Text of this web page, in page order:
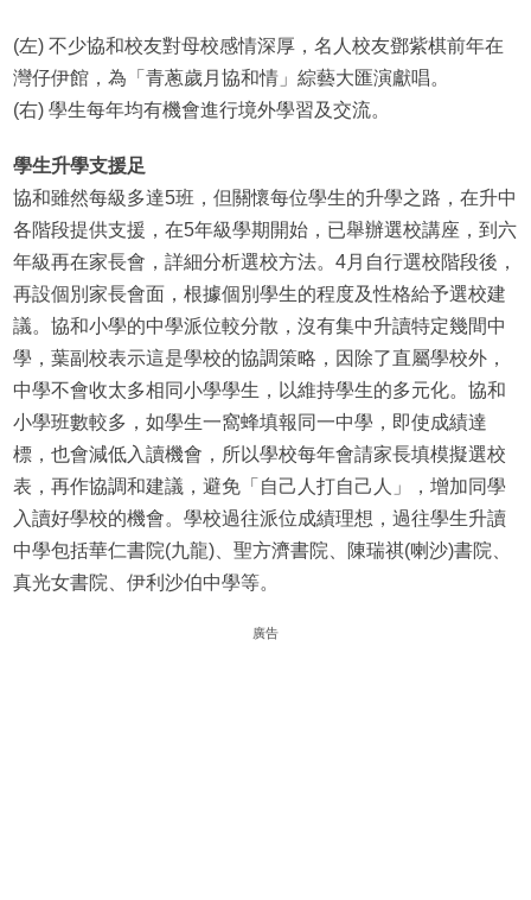
(左) 不少協和校友對母校感情深厚，名人校友鄧紫棋前年在
灣仔伊館，為「青蔥歲月協和情」綜藝大匯演獻唱。
(右) 學生每年均有機會進行境外學習及交流。
學生升學支援足
協和雖然每級多達5班，但關懷每位學生的升學之路，在升中
各階段提供支援，在5年級學期開始，已舉辦選校講座，到六
年級再在家長會，詳細分析選校方法。4月自行選校階段後，
再設個別家長會面，根據個別學生的程度及性格給予選校建
議。協和小學的中學派位較分散，沒有集中升讀特定幾間中
學，葉副校表示這是學校的協調策略，因除了直屬學校外，
中學不會收太多相同小學學生，以維持學生的多元化。協和
小學班數較多，如學生一窩蜂填報同一中學，即使成績達
標，也會減低入讀機會，所以學校每年會請家長填模擬選校
表，再作協調和建議，避免「自己人打自己人」，增加同學
入讀好學校的機會。學校過往派位成績理想，過往學生升讀
中學包括華仁書院(九龍)、聖方濟書院、陳瑞祺(喇沙)書院、
真光女書院、伊利沙伯中學等。
廣告